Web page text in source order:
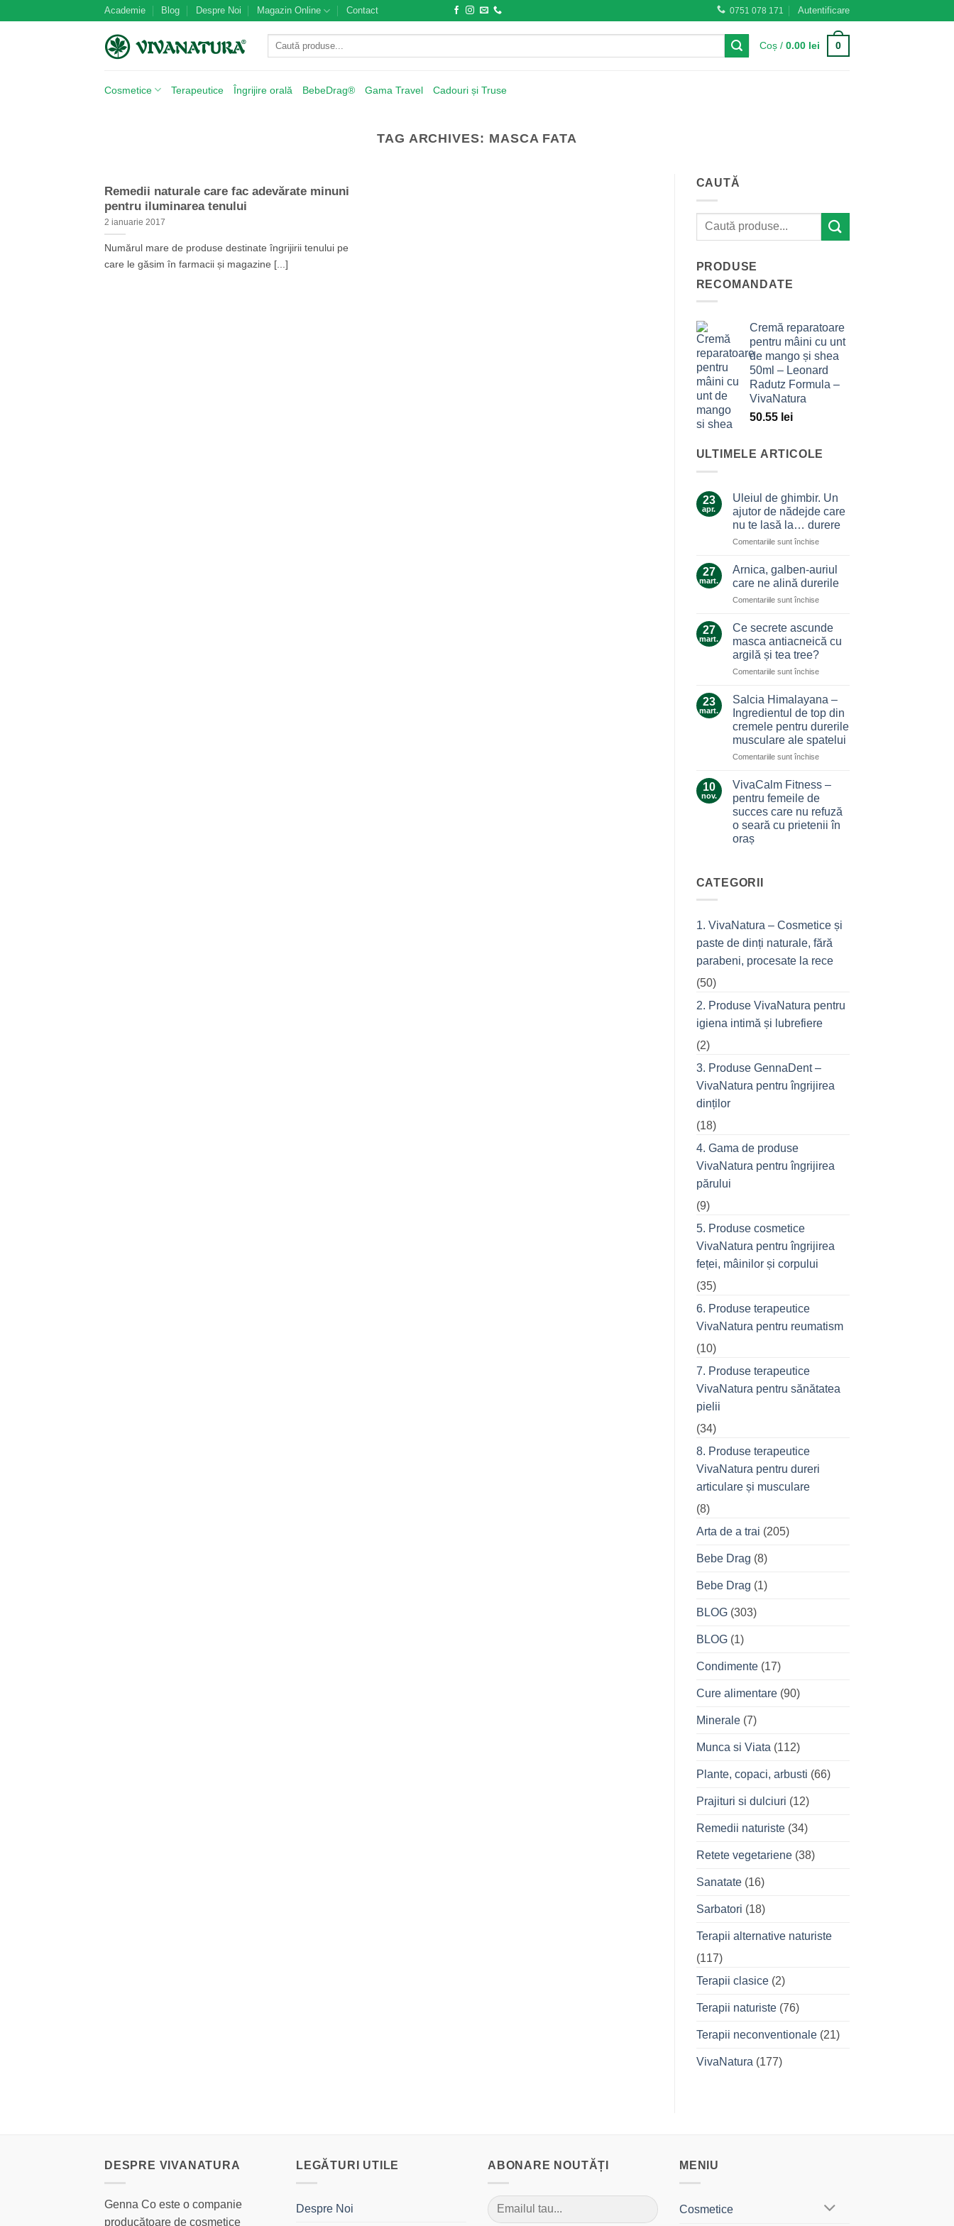
Academie Blog Despre Noi Magazin Online Contact 0751 078 171 Autentificare
Caută
Coș /0.00 lei 0
Cosmetice Terapeutice Îngrijire orală BebeDrag® Gama Travel Cadouri și Truse
TAG ARCHIVES: MASCA FATA
Remedii naturale care fac adevărate minuni
pentru iluminarea tenului
2 ianuarie 2017
Numărul mare de produse destinate îngrijirii tenului pe
care le găsim în farmacii și magazine [...]
CAUTĂ
PRODUSE
RECOMANDATE
Cremă reparatoare
pentru mâini cu unt
de mango și shea
50ml – Leonard
Radutz Formula –
VivaNatura
50.55 lei
ULTIMELE ARTICOLE
23
apr.
Uleiul de ghimbir. Un
ajutor de nădejde care
nu te lasă la… durere
Comentariile sunt închisepentru
de
ghimbir.
Un
ajutor
nădejde
care
nu
lasă
durere
27
mart.
Arnica, galben-auriul
care ne alină durerile
Comentariile sunt închisepentru
galben-
auriul
care
alină
27
mart.
Ce secrete ascunde
masca antiacneică cu
argilă și tea tree?
Comentariile sunt închisepentru
ascunde
masca
antiacneică
cu
argilă
tree?
23
mart.
Salcia Himalayana –
Ingredientul de top din
cremele pentru durerile
musculare ale spatelui
Comentariile sunt închisepentru
Ingredientul
de
top
10
nov.
VivaCalm Fitness –
pentru femeile de
succes care nu refuză
o seară cu prietenii în
oraș
VivaCalm
Fitness
de
care
refuză
prietenii
în
oraș
CATEGORII
1. VivaNatura – Cosmetice și
paste de dinți naturale, fără
parabeni, procesate la rece
(50)
2. Produse VivaNatura pentru
igiena intimă și lubrefiere
(2)
3. Produse GennaDent –
VivaNatura pentru îngrijirea
dinților
(18)
4. Gama de produse
VivaNatura pentru îngrijirea
părului
(9)
5. Produse cosmetice
VivaNatura pentru îngrijirea
feței, mâinilor și corpului
(35)
6. Produse terapeutice
VivaNatura pentru reumatism
(10)
7. Produse terapeutice
VivaNatura pentru sănătatea
pielii
(34)
8. Produse terapeutice
VivaNatura pentru dureri
articulare și musculare
(8)
Arta de a trai (205)
Bebe Drag (8)
Bebe Drag (1)
BLOG(303)
BLOG(1)
Condimente(17)
Cure alimentare(90)
Minerale(7)
Munca si Viata (112)
Plante, copaci, arbusti (66)
Prajituri si dulciuri (12)
Remedii naturiste(34)
Retete vegetariene(38)
Sanatate(16)
Sarbatori (18)
Terapii alternative naturiste
(117)
Terapii clasice(2)
Terapii naturiste(76)
Terapii neconventionale(21)
VivaNatura (177)
DESPRE VIVANATURA
Genna Co este o companie
producătoare de cosmetice
LEGĂTURI UTILE
Despre Noi
ABONARE NOUTĂȚI MENIU
Cosmetice